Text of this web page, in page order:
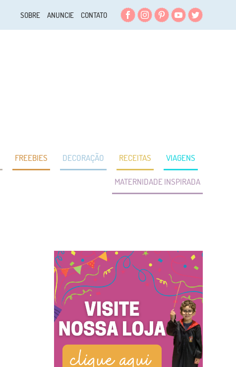
FacebookInstagram
PinterestYouTube
Twitter
SOBRE ANUNCIE CONTATO
FREEBIES DECORAÇÃO RECEITAS VIAGENS
MATERNIDADE INSPIRADA